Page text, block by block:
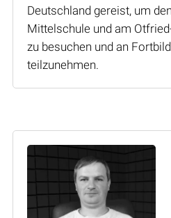
Deutschland gereist, um
Mittelschule und am
zu besuchen und an
teilzunehmen.